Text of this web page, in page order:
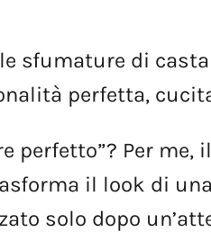
sfumature di
perfetta,
perfetto”? Per me, il
il look di una
solo dopo